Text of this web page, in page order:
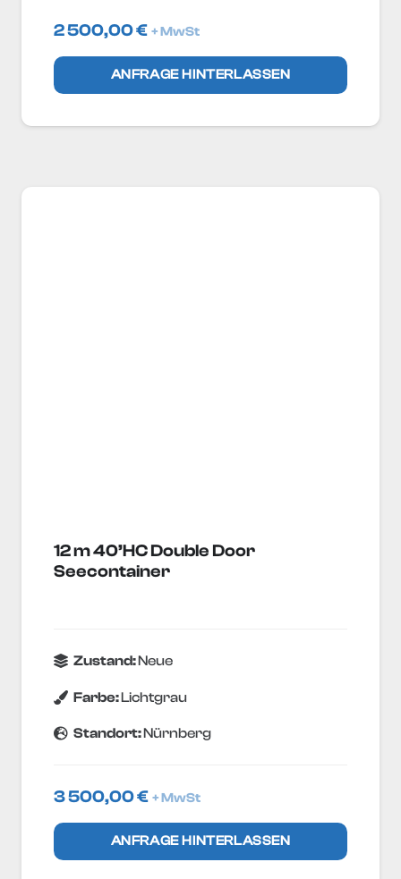
2 500,00€ + MwSt
ANFRAGE HINTERLASSEN
12 m 40’HC Double Door
Seecontainer
Zustand:Neue
Farbe:Lichtgrau
Standort:Nürnberg
3 500,00€ + MwSt
ANFRAGE HINTERLASSEN